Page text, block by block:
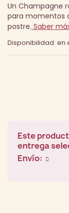
Un Champagne
para momentos
postre. Saber
Disponibilidad: en
Este
entrega
Envío: